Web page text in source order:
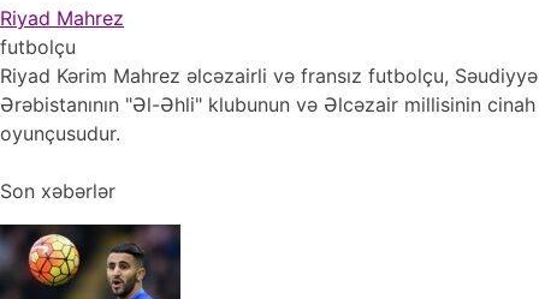
Riyad Mahrez
futbolçu
Riyad Kərim Mahrez əlcəzairli və fransız futbolçu, Səudiyyə
Ərəbistanının "Əl-Əhli" klubunun və Əlcəzair millisinin cinah
oyunçusudur.
Son xəbərlər